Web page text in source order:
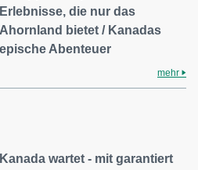
Erlebnisse, die nur das
Ahornland bietet / Kanadas
epische Abenteuer
mehr
Kanada wartet - mit garantiert